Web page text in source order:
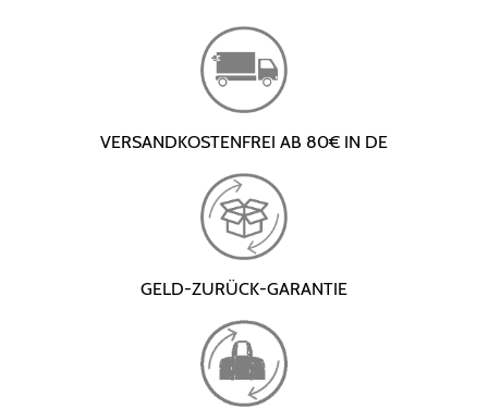
VERSANDKOSTENFREI AB 80€ IN DE
GELD-ZURÜCK-GARANTIE